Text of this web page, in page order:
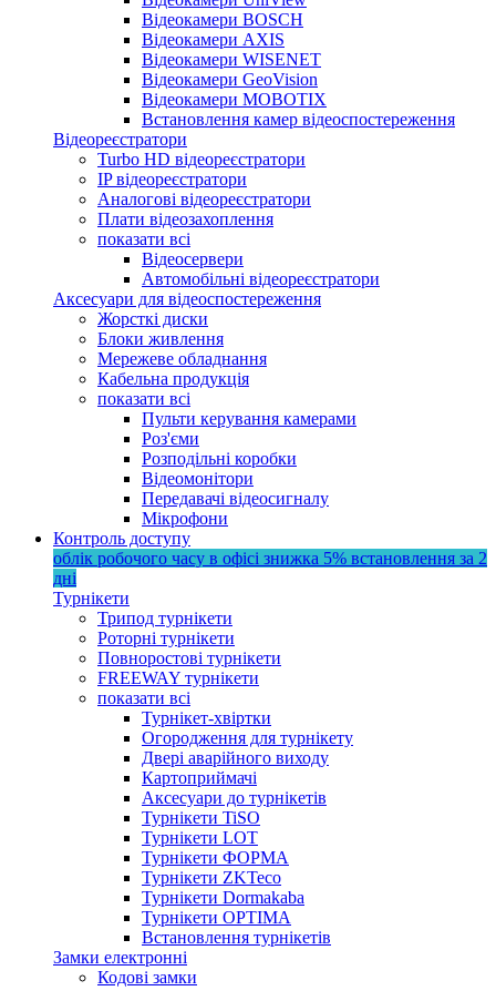
Відеокамери BOSCH
Відеокамери AXIS
Відеокамери WISENET
Відеокамери GeoVision
Відеокамери MOBOTIX
Встановлення камер відеоспостереження
Відеореєстратори
Turbo HD відеореєстратори
IP відеореєстратори
Аналогові відеореєстратори
Плати відеозахоплення
показати всі
Відеосервери
Автомобільні відеореєстратори
Аксесуари для відеоспостереження
Жорсткі диски
Блоки живлення
Мережеве обладнання
Кабельна продукція
показати всі
Пульти керування камерами
Роз'єми
Розподільні коробки
Відеомонітори
Передавачі відеосигналу
Мікрофони
Контроль доступу
облік робочого часу в офісі знижка 5% встановлення за 2
дні
Турнікети
Трипод турнікети
Роторні турнікети
Повноростові турнікети
FREEWAY турнікети
показати всі
Турнікет-хвіртки
Огородження для турнікету
Двері аварійного виходу
Картоприймачі
Аксесуари до турнікетів
Турнікети TiSO
Турнікети LOT
Турнікети ФОРМА
Турнікети ZKTeco
Турнікети Dormakaba
Турнікети OPTIMA
Встановлення турнікетів
Замки електронні
Кодові замки